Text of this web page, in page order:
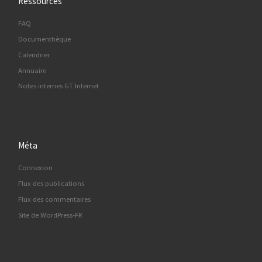
FAQ
Documenthèque
Calendrier
Annuaire
Notes internes GT Internet
Méta
Connexion
Flux des publications
Flux des commentaires
Site de WordPress-FR